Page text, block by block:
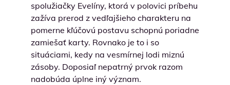
spolužiačky Evelíny, ktorá v polovici príbehu
zažíva prerod z vedľajšieho charakteru na
pomerne kľúčovú postavu schopnú poriadne
zamiešať karty. Rovnako je to i so
situáciami, kedy na vesmírnej lodi miznú
zásoby. Doposiaľ nepatrný prvok razom
nadobúda úplne iný význam.